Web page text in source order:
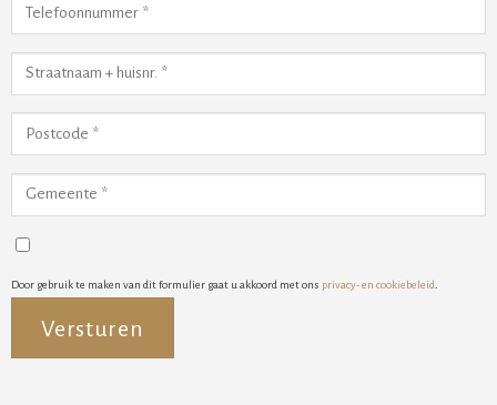
Door gebruik te maken van dit formulier gaat u akkoord met ons privacy- en cookiebeleid